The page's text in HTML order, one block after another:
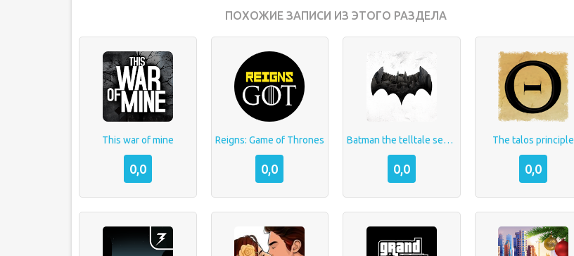
ПОХОЖИЕ ЗАПИСИ ИЗ ЭТОГО РАЗДЕЛА
This war of mine
0,0
Reigns: Game of Thrones
0,0
Batman the telltale series
0,0
The talos principle
0,0